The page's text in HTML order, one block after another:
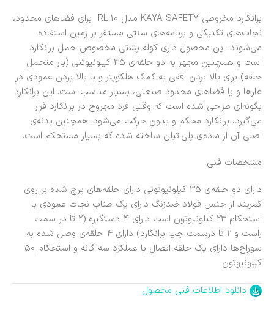
برانکارد مخروطی KAYA SAFETY مدل RL-10 برای فضاهای محدود،
نجات‌های تکنیکی و برنامه‌های سنتی مستقر بر زمین استفاده
می‌شوند. این محصول داری کوله پشتی مخصوص حمل برانکارد
است و همچنین مجهز به دو حلقه‌ی 35 کیلونیوتنی (بار متحمل
حلقه) برای بالا بردن افقی به کمک هلکوپتر و یا بالا بردن عمودی در
غارها و یا فضاهای محدود صنعتی، بسیار مناسب است. این برانکارد
بگونه‌ای طراحی شده است که وقتی فرد مجروح در برانکارد قرار
می‌گیرد، برانکارد محکم و بدون حرکت می‌شود. همچنین بدنه‌ی
اصلی آن از ماده‌ی پلی‌اتیلن ساخته شده که بسیار مستحکم است.
مشخصات فنی
دارای دو حلقه‌ی 35 کیلونیوتونی دارای حلقه‌های پرچ شده بر روی
کمربند از جنس فولاد ضدزنگ دارای یک طناب نجات عمودی با
استحکام 23 کیلونیوتون است دارای 4 دستگیره (2 تا در سمت
راست و 2 تا درسمت چپ برانکارد) دارای 4 حلقه‌ی وصل شده به
سوراخ‌ها دارای یک حلقه اتصال با عملکرد سه گانه و استحکام 50
کیلونیوتون
دانلود اطلاعات فنی محصول